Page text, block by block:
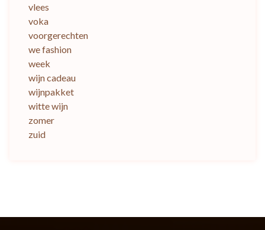
vlees
voka
voorgerechten
we fashion
week
wijn cadeau
wijnpakket
witte wijn
zomer
zuid